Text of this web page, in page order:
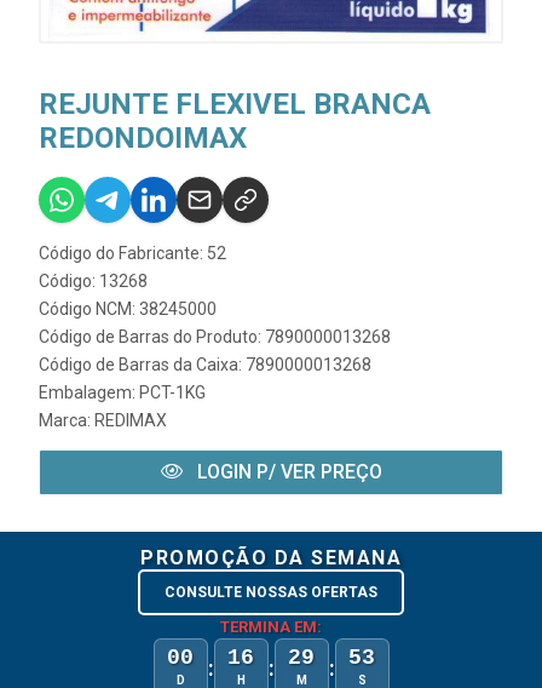
REJUNTE FLEXIVEL BRANCA
REDONDOIMAX
Código do Fabricante: 52
Código: 13268
Código NCM: 38245000
Código de Barras do Produto: 7890000013268
Código de Barras da Caixa: 7890000013268
Embalagem: PCT-1KG
Marca: REDIMAX
LOGIN P/ VER PREÇO
PROMOÇÃO DA SEMANA
CONSULTE NOSSAS OFERTAS
TERMINA EM:
00
D : 16
H : 29
M : 53
S